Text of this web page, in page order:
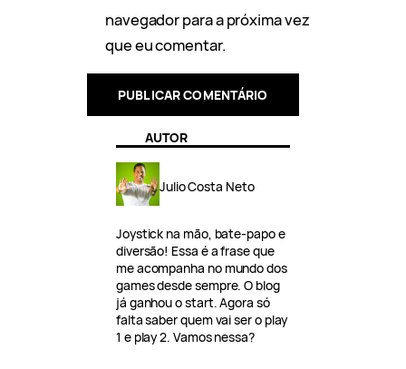
navegador para a próxima vez
que eu comentar.
AUTOR
Julio Costa Neto
Joystick na mão, bate-papo e
diversão! Essa é a frase que
me acompanha no mundo dos
games desde sempre. O blog
já ganhou o start. Agora só
falta saber quem vai ser o play
1 e play 2. Vamos nessa?